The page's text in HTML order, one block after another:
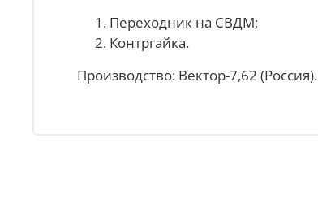
Переходник на СВДМ;
Контргайка.
Производство: Вектор-7,62 (Россия).